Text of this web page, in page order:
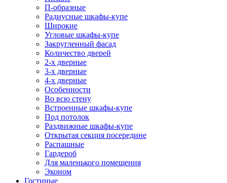
П-образные
Радиусные шкафы-купе
Широкие
Угловые шкафы-купе
Закругленный фасад
Количество дверей
2-х дверные
3-х дверные
4-х дверные
Особенности
Во всю стену
Встроенные шкафы-купе
Под потолок
Раздвижные шкафы-купе
Открытая секция посередине
Распашные
Гардероб
Для маленького помещения
Эконом
Гостиные